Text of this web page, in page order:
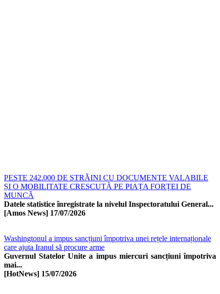
PESTE 242.000 DE STRÃINI CU DOCUMENTE VALABILE
ȘI O MOBILITATE CRESCUTÃ PE PIAȚA FORȚEI DE
MUNCÃ
Datele statistice înregistrate la nivelul Inspectoratului General...
[Amos News] 17/07/2026
Washingtonul a impus sancțiuni împotriva unei rețele internaționale
care ajuta Iranul să procure arme
Guvernul Statelor Unite a impus miercuri sancțiuni împotriva
mai...
[HotNews] 15/07/2026